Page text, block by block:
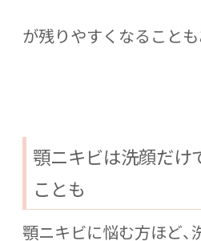
が残りやすくなることも
顎ニキビは洗顔だけ
ことも
顎ニキビに悩む方ほど、